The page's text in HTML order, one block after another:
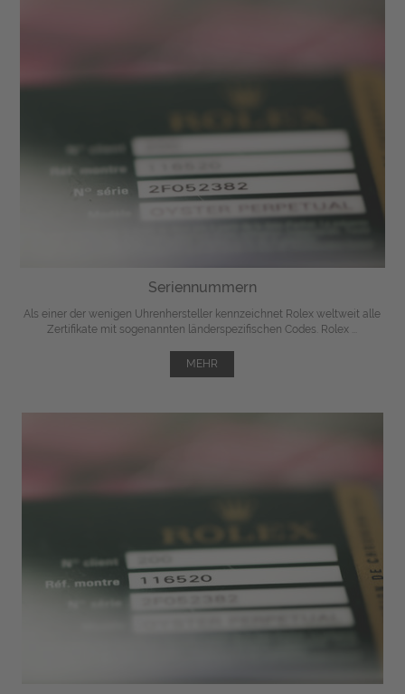
Seriennummern
Als einer der wenigen Uhrenhersteller kennzeichnet Rolex weltweit alle
Zertifikate mit sogenannten länderspezifischen Codes. Rolex ...
MEHR